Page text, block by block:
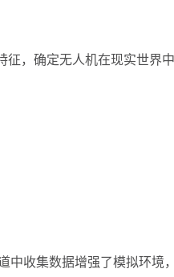
，确定无人机在现实世界中
收集数据增强了模拟环境